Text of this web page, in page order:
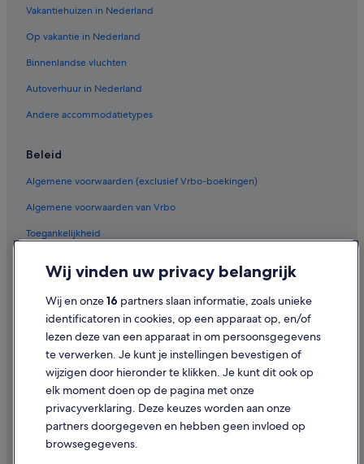
Pensions in Oisterwijk
Appartementen in Station Oisterwijk
Aparthotels in Udenhout
Vakantieparken in Udenhout
Pensions in Udenhout
Campings en stacaravans in Udenhout
Appartementen in Udenhout
Campings en stacaravans in Biezenmortel
Particuliere vakantiehuizen in Biezenmortel
Vakantiehuizen in Nederland
Op vakantie in Nederland
Binnenlandse vluchten
Autoverhuur in Nederland
Andere accommodatietypes
Beleid
Algemene voorwaarden (exclusief Vrbo-boekingen)
Algemene voorwaarden van Vrbo
Toegankelijkheid
Gebruiksvoorwaarden
Juridische informatie/Contact
Inhoudsrichtlijnen en inhoud rapporteren
Contact
Wij vinden uw privacy belangrijk
Wij en onze16 partners slaan informatie, zoals unieke
identificatoren in cookies, op een apparaat op, en/of
lezen deze van een apparaat in om persoonsgegevens
te verwerken. Je kunt je instellingen bevestigen of
wijzigen door hieronder te klikken. Je kunt dit ook op
elk moment doen op de pagina met onze
privacyverklaring. Deze keuzes worden aan onze
partners doorgegeven en hebben geen invloed op
browsegegevens.